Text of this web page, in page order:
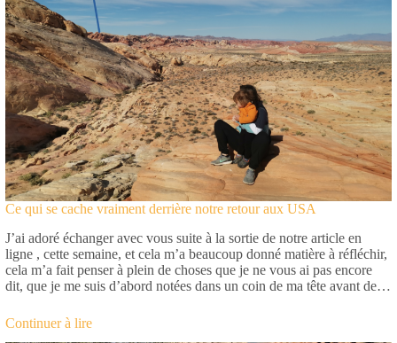
Ce qui se cache vraiment derrière notre retour aux USA
J’ai adoré échanger avec vous suite à la sortie de notre article en
ligne , cette semaine, et cela m’a beaucoup donné matière à réfléchir,
cela m’a fait penser à plein de choses que je ne vous ai pas encore
dit, que je me suis d’abord notées dans un coin de ma tête avant de…
Continuer à lire